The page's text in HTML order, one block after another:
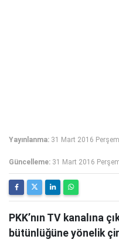
Yayınlanma: 31 Mart 2016
Güncelleme: 31 Mart 2016
PKK’nın TV kanalına
bütünlüğüne yönelik